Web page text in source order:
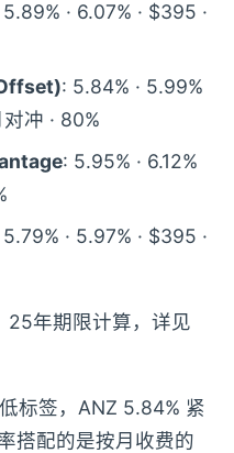
· 6.07% · $395 ·
: 5.84% · 5.99%
冲 · 80%
: 5.95% · 6.12%
· 5.97% · $395 ·
年期限计算，详见
标签，ANZ 5.84% 紧
搭配的是按月收费的